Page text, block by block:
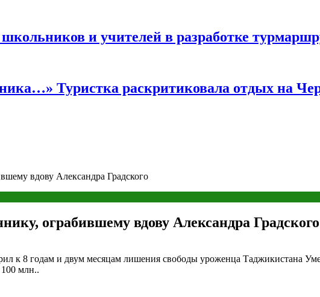
и учителей в разработке
Туристка раскритиковала отдых на
вдову Александра Градского
ограбившему вдову Александра Градского
к 8 годам и двум месяцам лишения свободы уроженца Таджикистана
млн..